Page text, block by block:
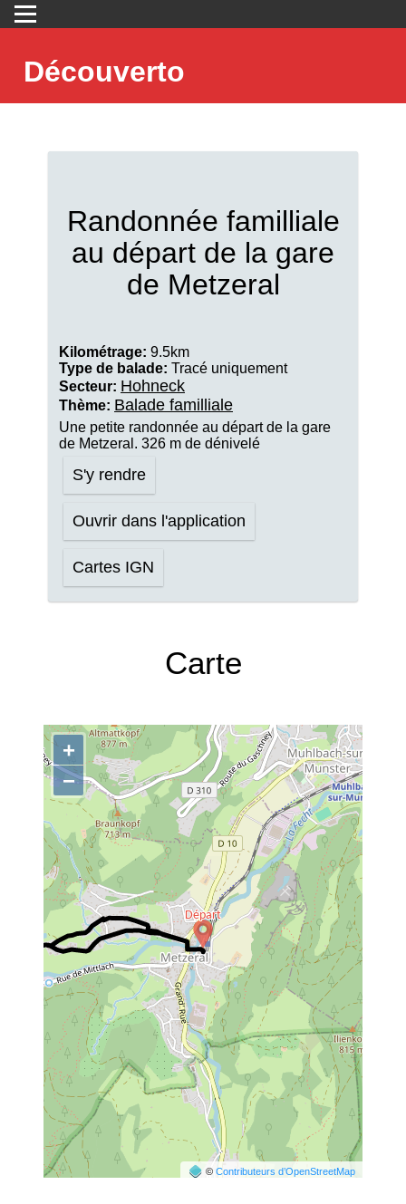
Découverto
Randonnée familliale
au départ de la gare
de Metzeral
Kilométrage: 9.5km
Type de balade: Tracé uniquement
Secteur: Hohneck
Thème: Balade familliale
Une petite randonnée au départ de la gare
de Metzeral. 326 m de dénivelé
S'y rendre
Ouvrir dans l'application
Cartes IGN
Carte
+
−
©Contributeurs d’OpenStreetMap